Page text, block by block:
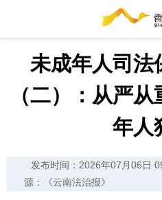
未成年人司法
（二）：从严
年人
发布时间：2026年07月06日
源：《云南法治报》